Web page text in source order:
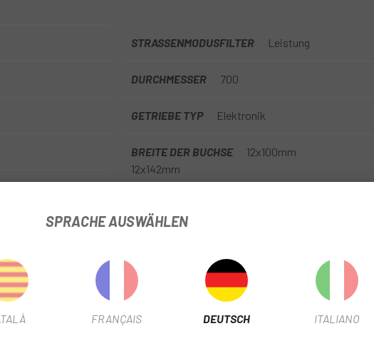
STRASSENMODUSFILTER Leistung
DURCHMESSER 700
GETRIEBE TYP Elektronik
BREITE DER BUCHSE
12x100mm
12x142mm
PRODUKTINFORMATION
Leichtigkeit, Stärke und Steifigkeit vereint, um jeden Pedaltritt zu optimieren.
SPRACHE AUSWÄHLEN
FRANÇAIS DEUTSCH ITALIANO